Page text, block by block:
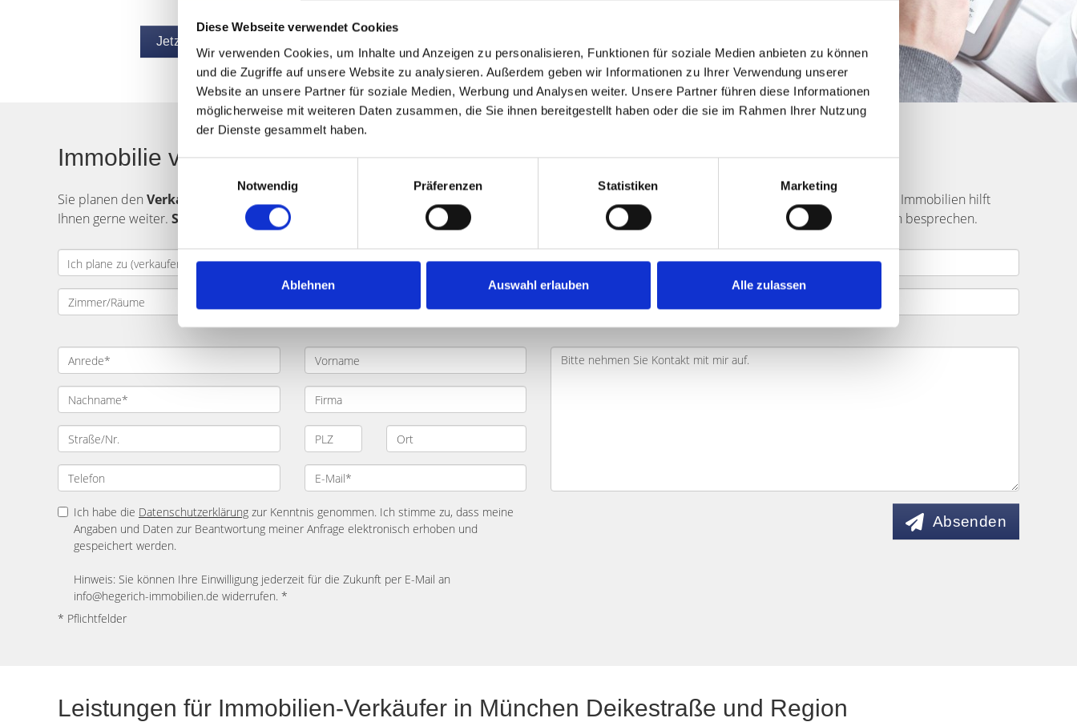
Diese Webseite verwendet Cookies
Wir verwenden Cookies, um Inhalte und Anzeigen zu personalisieren, Funktionen für soziale Medien anbieten zu können
und die Zugriffe auf unsere Website zu analysieren. Außerdem geben wir Informationen zu Ihrer Verwendung unserer
Website an unsere Partner für soziale Medien, Werbung und Analysen weiter. Unsere Partner führen diese Informationen
möglicherweise mit weiteren Daten zusammen, die Sie ihnen bereitgestellt haben oder die sie im Rahmen Ihrer Nutzung
der Dienste gesammelt haben.
Notwendig
Präferenzen Statistiken Marketing
Ablehnen Auswahl erlauben Alle zulassen
Jetzt Wert ermitteln
Immobilie verkaufen in München Deikestraße und Umland: Käufer finden
Sie planen den Verkauf
? Das Team von Hegerich Immobilien hilft
Ihnen gerne weiter. Schicken Sie uns Ihre Verkaufsanfrage . Wir werden uns mit Ihnen in Verbindung setzen und Ihr Immobilienprojekt mit Ihnen besprechen.
Ich habe die Datenschutzerklärung zur Kenntnis genommen. Ich stimme zu, dass meine
Angaben und Daten zur Beantwortung meiner Anfrage elektronisch erhoben und
gespeichert werden.
Hinweis: Sie können Ihre Einwilligung jederzeit für die Zukunft per E-Mail an
info@hegerich-immobilien.de widerrufen. *
* Pflichtfelder
Absenden
Leistungen für Immobilien-Verkäufer in München Deikestraße und Region